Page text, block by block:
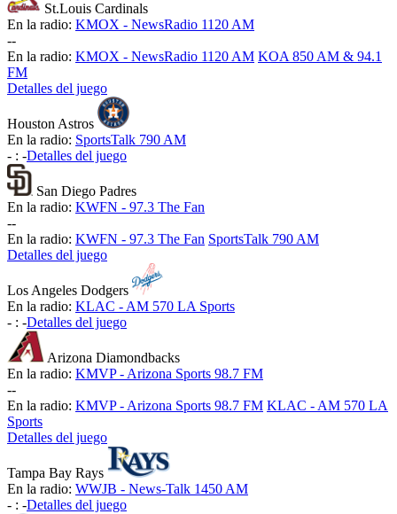
St.Louis Cardinals
En la radio: KMOX - NewsRadio 1120 AM
--
En la radio: KMOX - NewsRadio 1120 AM KOA 850 AM & 94.1
FM
Detalles del juego
Houston Astros
En la radio: SportsTalk 790 AM
- : -Detalles del juego
San Diego Padres
En la radio: KWFN - 97.3 The Fan
--
En la radio: KWFN - 97.3 The Fan SportsTalk 790 AM
Detalles del juego
Los Angeles Dodgers
En la radio: KLAC - AM 570 LA Sports
- : -Detalles del juego
Arizona Diamondbacks
En la radio: KMVP - Arizona Sports 98.7 FM
--
En la radio: KMVP - Arizona Sports 98.7 FM KLAC - AM 570 LA
Sports
Detalles del juego
Tampa Bay Rays
En la radio: WWJB - News-Talk 1450 AM
- : -Detalles del juego